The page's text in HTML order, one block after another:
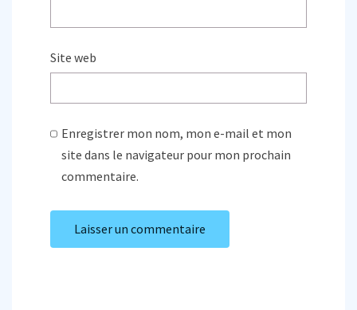
Site web
Enregistrer mon nom, mon e-mail et mon
site dans le navigateur pour mon prochain
commentaire.